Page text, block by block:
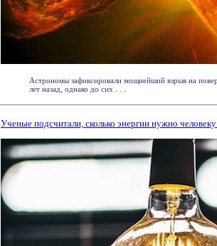
Астрономы зафиксировали мощнейший взрыв на
лет назад, однако до сих . . .
Ученые подсчитали, сколько энергии нужно